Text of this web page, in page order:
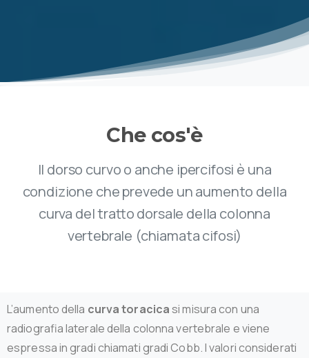
Che cos'è
Il dorso curvo o anche ipercifosi è una
condizione che prevede un aumento della
curva del tratto dorsale della colonna
vertebrale (chiamata cifosi)
L’aumento della curva toracicasi misura con una
radiografia laterale della colonna vertebrale e viene
espressa in gradi chiamati gradi Cobb. I valori considerati